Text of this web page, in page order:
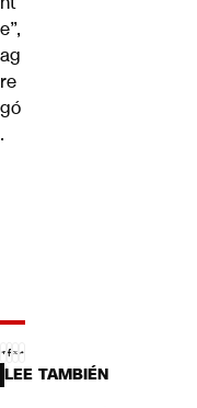
e”,
ag
re
gó
.
LEE TAMBIÉN